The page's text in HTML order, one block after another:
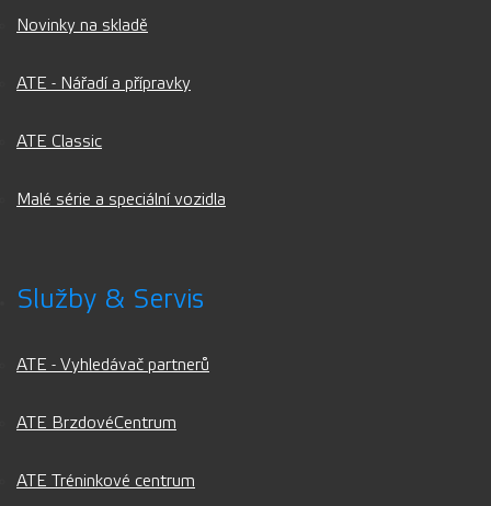
Novinky na skladě
ATE - Nářadí a přípravky
ATE Classic
Malé série a speciální vozidla
Služby & Servis
ATE - Vyhledávač partnerů
ATE BrzdovéCentrum
ATE Tréninkové centrum